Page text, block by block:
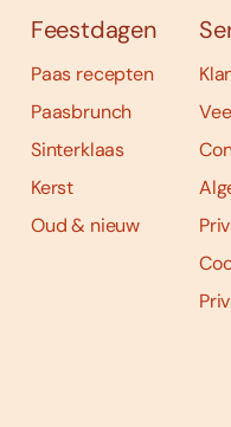
Feestdagen
Paas recepten
Paasbrunch
Sinterklaas
Kerst
Oud & nieuw